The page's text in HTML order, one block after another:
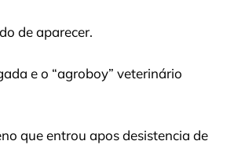
de aparecer.
e o “agroboy” veterinário
que entrou apos desistencia de